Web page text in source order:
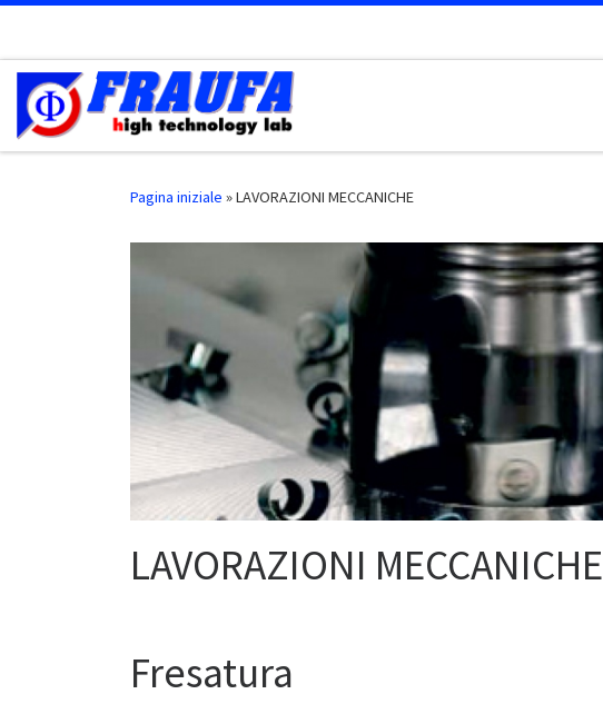
Pagina iniziale »LAVORAZIONI MECCANICHE
LAVORAZIONI MECCANICHE
Fresatura